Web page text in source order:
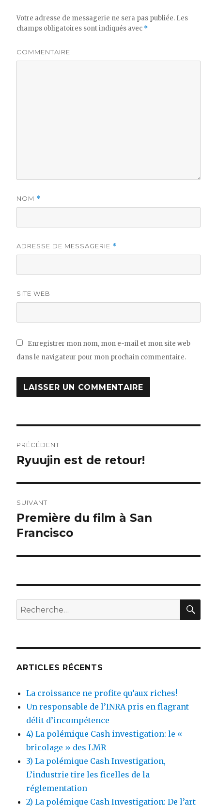
Votre adresse de messagerie ne sera pas publiée. Les
champs obligatoires sont indiqués avec *
COMMENTAIRE
NOM *
ADRESSE DE MESSAGERIE *
SITE WEB
Enregistrer mon nom, mon e-mail et mon site web
dans le navigateur pour mon prochain commentaire.
de
PRÉCÉDENT
Article
Ryuujin est de retour!
SUIVANT
Article
suivant :
Première du film à San
Francisco
Recherche
pour
ARTICLES RÉCENTS
La croissance ne profite qu’aux riches!
Un responsable de l’INRA pris en flagrant
délit d’incompétence
4) La polémique Cash investigation: le «
bricolage » des LMR
3) La polémique Cash Investigation,
L’industrie tire les ficelles de la
réglementation
2) La polémique Cash Investigation: De l’art